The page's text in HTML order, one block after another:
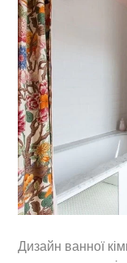
Дизайн ванної